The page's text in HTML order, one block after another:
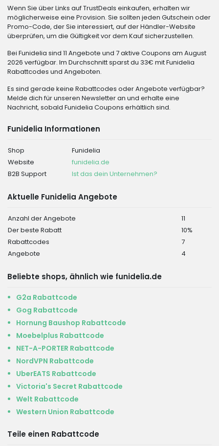
Wenn Sie über Links auf TrustDeals einkaufen, erhalten wir
möglicherweise eine Provision. Sie sollten jeden Gutschein oder
Promo-Code, der Sie interessiert, auf der Händler-Website
überprüfen, um die Gültigkeit vor dem Kauf sicherzustellen.
Bei Funidelia sind 11 Angebote und 7 aktive Coupons am August
2026 verfügbar. Im Durchschnitt sparst du 33€ mit Funidelia
Rabattcodes und Angeboten.
Es sind gerade keine Rabattcodes oder Angebote verfügbar?
Melde dich für unseren Newsletter an und erhalte eine
Nachricht, sobald Funidelia Coupons erhältlich sind.
Funidelia Informationen
Shop
Funidelia
Website
funidelia.de
B2B Support
Ist das dein Unternehmen?
Aktuelle Funidelia Angebote
Anzahl der Angebote
11
Der beste Rabatt
10%
Rabattcodes
7
Angebote
4
Beliebte shops, ähnlich wie funidelia.de
G2a Rabattcode
Gog Rabattcode
Hornung Baushop Rabattcode
Moebelplus Rabattcode
NET-A-PORTER Rabattcode
NordVPN Rabattcode
UberEATS Rabattcode
Victoria's Secret Rabattcode
Welt Rabattcode
Western Union Rabattcode
Teile einen Rabattcode